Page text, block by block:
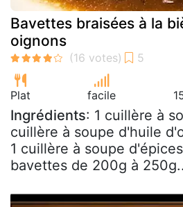
Bavettes braisées à la
oignons
Plat facile
Ingrédients: 1 cuillère à
cuillère à soupe d'huile
1 cuillère à soupe
bavettes de 200g à